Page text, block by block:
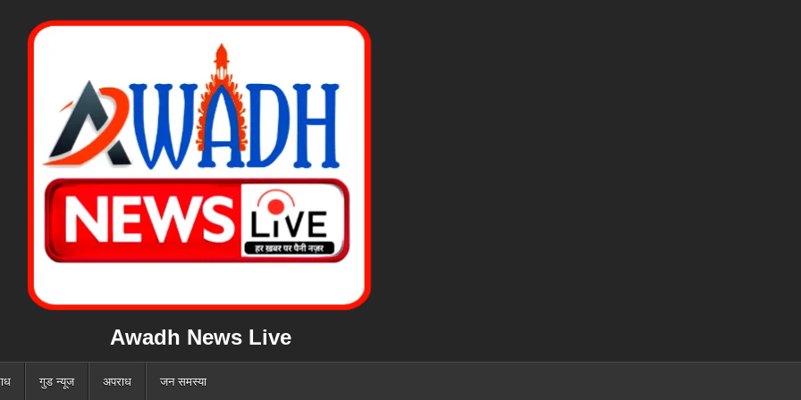
Awadh News Live
गुड न्यूज अपराध जन समस्या